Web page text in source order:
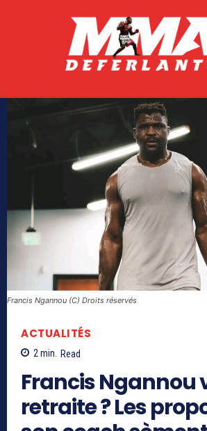
Francis Ngannou (C) Droits réservés
ACTUALITÉS
2min. Read
Francis Ngannou
retraite ? Les